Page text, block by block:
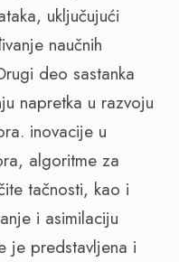
uključujući
naučnih
deo sastanka
napretka u razvoju
inovacije u
algoritme za
tačnosti, kao i
i asimilaciju
je predstavljena i